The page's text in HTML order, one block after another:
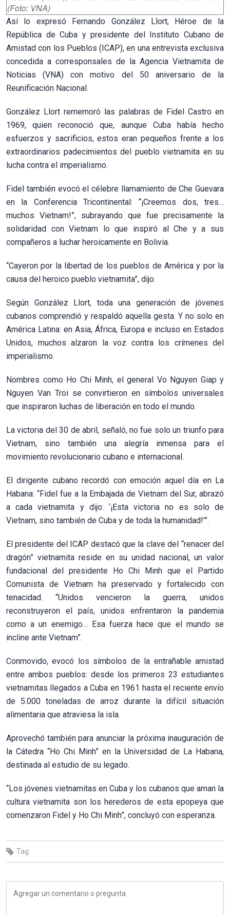
(Foto: VNA)
Así lo expresó Fernando González Llort, Héroe de la
República de Cuba y presidente del Instituto Cubano de
Amistad con los Pueblos (ICAP), en una entrevista exclusiva
concedida a corresponsales de la Agencia Vietnamita de
Noticias (VNA) con motivo del 50 aniversario de la
Reunificación Nacional.
González Llort rememoró las palabras de Fidel Castro en
1969, quien reconoció que, aunque Cuba había hecho
esfuerzos y sacrificios, estos eran pequeños frente a los
extraordinarios padecimientos del pueblo vietnamita en su
lucha contra el imperialismo.
Fidel también evocó el célebre llamamiento de Che Guevara
en la Conferencia Tricontinental: “¡Creemos dos, tres…
muchos Vietnam!”, subrayando que fue precisamente la
solidaridad con Vietnam lo que inspiró al Che y a sus
compañeros a luchar heroicamente en Bolivia.
“Cayeron por la libertad de los pueblos de América y por la
causa del heroico pueblo vietnamita”, dijo.
Según González Llort, toda una generación de jóvenes
cubanos comprendió y respaldó aquella gesta. Y no solo en
América Latina: en Asia, África, Europa e incluso en Estados
Unidos, muchos alzaron la voz contra los crímenes del
imperialismo.
Nombres como Ho Chi Minh, el general Vo Nguyen Giap y
Nguyen Van Troi se convirtieron en símbolos universales
que inspiraron luchas de liberación en todo el mundo.
La victoria del 30 de abril, señaló, no fue solo un triunfo para
Vietnam, sino también una alegría inmensa para el
movimiento revolucionario cubano e internacional.
El dirigente cubano recordó con emoción aquel día en La
Habana: “Fidel fue a la Embajada de Vietnam del Sur, abrazó
a cada vietnamita y dijo: ‘¡Esta victoria no es solo de
Vietnam, sino también de Cuba y de toda la humanidad!’”.
El presidente del ICAP destacó que la clave del “renacer del
dragón” vietnamita reside en su unidad nacional, un valor
fundacional del presidente Ho Chi Minh que el Partido
Comunista de Vietnam ha preservado y fortalecido con
tenacidad. “Unidos vencieron la guerra, unidos
reconstruyeron el país, unidos enfrentaron la pandemia
como a un enemigo… Esa fuerza hace que el mundo se
incline ante Vietnam”.
Conmovido, evocó los símbolos de la entrañable amistad
entre ambos pueblos: desde los primeros 23 estudiantes
vietnamitas llegados a Cuba en 1961 hasta el reciente envío
de 5.000 toneladas de arroz durante la difícil situación
alimentaria que atraviesa la isla.
Aprovechó también para anunciar la próxima inauguración de
la Cátedra “Ho Chi Minh” en la Universidad de La Habana,
destinada al estudio de su legado.
“Los jóvenes vietnamitas en Cuba y los cubanos que aman la
cultura vietnamita son los herederos de esta epopeya que
comenzaron Fidel y Ho Chi Minh”, concluyó con esperanza.
Tag: